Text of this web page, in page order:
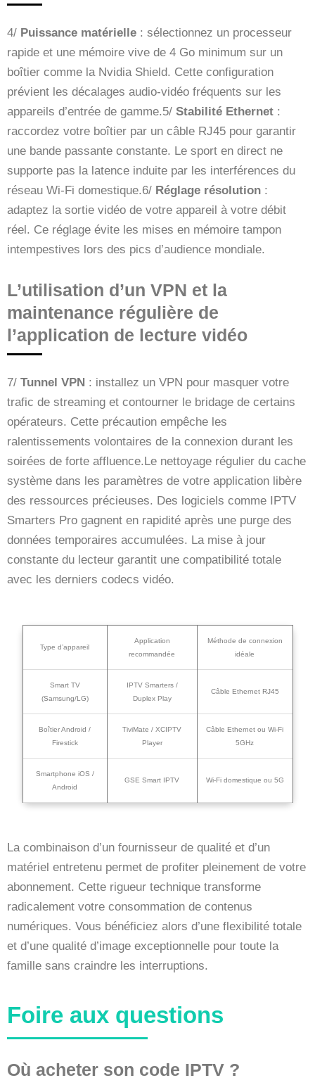
4/ Puissance matérielle : sélectionnez un processeur
rapide et une mémoire vive de 4 Go minimum sur un
boîtier comme la Nvidia Shield. Cette configuration
prévient les décalages audio-vidéo fréquents sur les
appareils d’entrée de gamme.5/ Stabilité Ethernet :
raccordez votre boîtier par un câble RJ45 pour garantir
une bande passante constante. Le sport en direct ne
supporte pas la latence induite par les interférences du
réseau Wi-Fi domestique.6/ Réglage résolution :
adaptez la sortie vidéo de votre appareil à votre débit
réel. Ce réglage évite les mises en mémoire tampon
intempestives lors des pics d’audience mondiale.
L’utilisation d’un VPN et la
maintenance régulière de
l’application de lecture vidéo
7/ Tunnel VPN : installez un VPN pour masquer votre
trafic de streaming et contourner le bridage de certains
opérateurs. Cette précaution empêche les
ralentissements volontaires de la connexion durant les
soirées de forte affluence.Le nettoyage régulier du cache
système dans les paramètres de votre application libère
des ressources précieuses. Des logiciels comme IPTV
Smarters Pro gagnent en rapidité après une purge des
données temporaires accumulées. La mise à jour
constante du lecteur garantit une compatibilité totale
avec les derniers codecs vidéo.
Type d’appareil
Application
recommandée
Méthode de connexion
idéale
Smart TV
(Samsung/LG)
IPTV Smarters /
Duplex Play
Câble Ethernet RJ45
Boîtier Android /
Firestick
TiviMate / XCIPTV
Player
Câble Ethernet ou Wi-Fi
5GHz
Smartphone iOS /
Android
GSE Smart IPTV Wi-Fi domestique ou 5G
La combinaison d’un fournisseur de qualité et d’un
matériel entretenu permet de profiter pleinement de votre
abonnement. Cette rigueur technique transforme
radicalement votre consommation de contenus
numériques. Vous bénéficiez alors d’une flexibilité totale
et d’une qualité d’image exceptionnelle pour toute la
famille sans craindre les interruptions.
Foire aux questions
Où acheter son code IPTV ?